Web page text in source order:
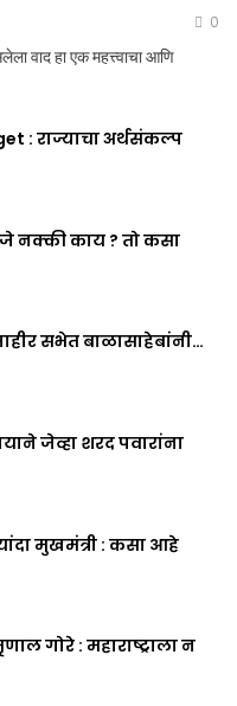
0
वाद हा एक महत्त्वाचा आणि
: राज्याचा अर्थसंकल्प
काय ? तो कसा
सभेत बाळासाहेबांनी…
जेव्हा शरद पवारांना
मुखमंत्री : कसा आहे
गोरे : महाराष्ट्राला न